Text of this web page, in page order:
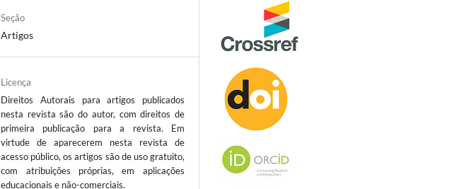
Seção
Artigos
Licença
Direitos Autorais para artigos publicados
nesta revista são do autor, com direitos de
primeira publicação para a revista. Em
virtude de aparecerem nesta revista de
acesso público, os artigos são de uso gratuito,
com atribuições próprias, em aplicações
educacionais e não-comerciais.